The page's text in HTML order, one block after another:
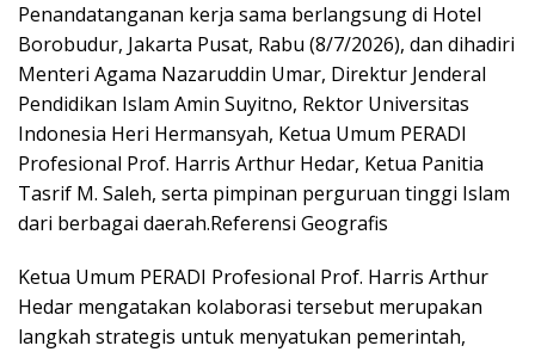
Penandatanganan kerja sama berlangsung di Hotel
Borobudur, Jakarta Pusat, Rabu (8/7/2026), dan dihadiri
Menteri Agama Nazaruddin Umar, Direktur Jenderal
Pendidikan Islam Amin Suyitno, Rektor Universitas
Indonesia Heri Hermansyah, Ketua Umum PERADI
Profesional Prof. Harris Arthur Hedar, Ketua Panitia
Tasrif M. Saleh, serta pimpinan perguruan tinggi Islam
dari berbagai daerah.Referensi Geografis
Ketua Umum PERADI Profesional Prof. Harris Arthur
Hedar mengatakan kolaborasi tersebut merupakan
langkah strategis untuk menyatukan pemerintah,